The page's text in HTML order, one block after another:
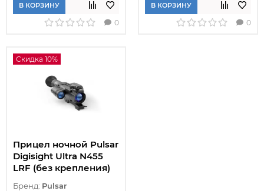
В КОРЗИНУ
0
В КОРЗИНУ
0
Скидка 10%
Прицел ночной Pulsar
Digisight Ultra N455
LRF (без крепления)
Бренд: Pulsar